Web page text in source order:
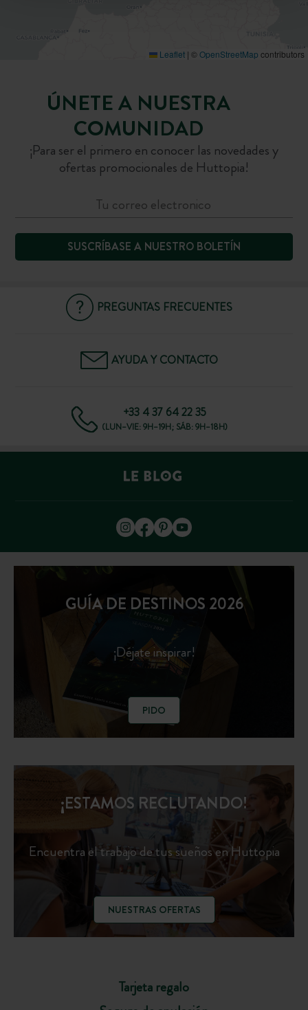
Leaflet | ©OpenStreetMap contributors
ÚNETE A NUESTRA
COMUNIDAD
¡Para ser el primero en conocer las novedades y
ofertas promocionales de Huttopia!
SUSCRÍBASE A NUESTRO BOLETÍN
PREGUNTAS FRECUENTES
AYUDA Y CONTACTO
+33 4 37 64 22 35
(LUN–VIE: 9H–19H; SÁB: 9H–18H)
GUÍA DE DESTINOS 2026
¡Déjate inspirar!
PIDO
Tarjeta regalo
¡ESTAMOS RECLUTANDO!
Encuentra el trabajo de tus sueños en Huttopia
NUESTRAS OFERTAS